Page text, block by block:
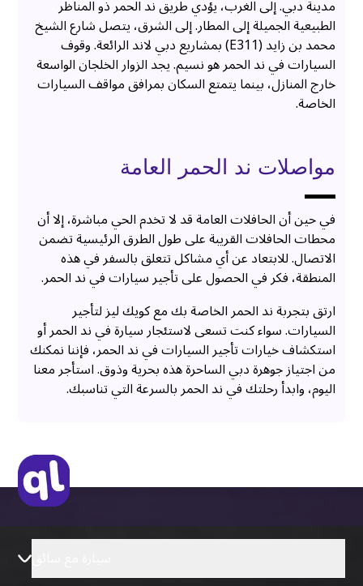
مدينة دبي. إلى الغرب، يؤدي طريق ند الحمر ذو المناظر
الطبيعية الجميلة إلى المطار. إلى الشرق، يتصل شارع الشيخ
محمد بن زايد (E311) بمشاريع دبي لاند الرائعة. وقوف
السيارات في ند الحمر هو نسيم. يجد الزوار الخلجان الواسعة
خارج المنازل، بينما يتمتع السكان بمرافق مواقف السيارات
الخاصة.
مواصلات ند الحمر العامة
في حين أن الحافلات العامة قد لا تخدم الحي مباشرة، إلا أن
محطات الحافلات القريبة على طول الطرق الرئيسية تضمن
الاتصال. للابتعاد عن أي مشاكل تتعلق بالسفر في هذه
المنطقة، فكر في الحصول على تأجير سيارات في ند الحمر.
ارتق بتجربة ند الحمر الخاصة بك مع كويك ليز لتأجير
السيارات. سواء كنت تسعى لاستئجار سيارة في ند الحمر أو
استكشاف خيارات تأجير السيارات في ند الحمر، فإننا نمكنك
من اجتياز جوهرة دبي الساحرة هذه بحرية وذوق. استأجر معنا
اليوم، وابدأ رحلتك في ند الحمر بالسرعة التي تناسبك.